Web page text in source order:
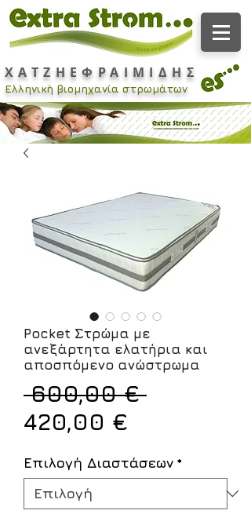
Ελληνική βιομηχανία στρωμάτων
ΧΑΤΖΗΕΦΡΑΙΜΙΔΗΣ
Pocket Στρώμα με
ανεξάρτητα ελατήρια και
αποσπόμενο ανώστρωμα
600,00 € Κανονική
420,00 €
Επιλογή Διαστάσεων *